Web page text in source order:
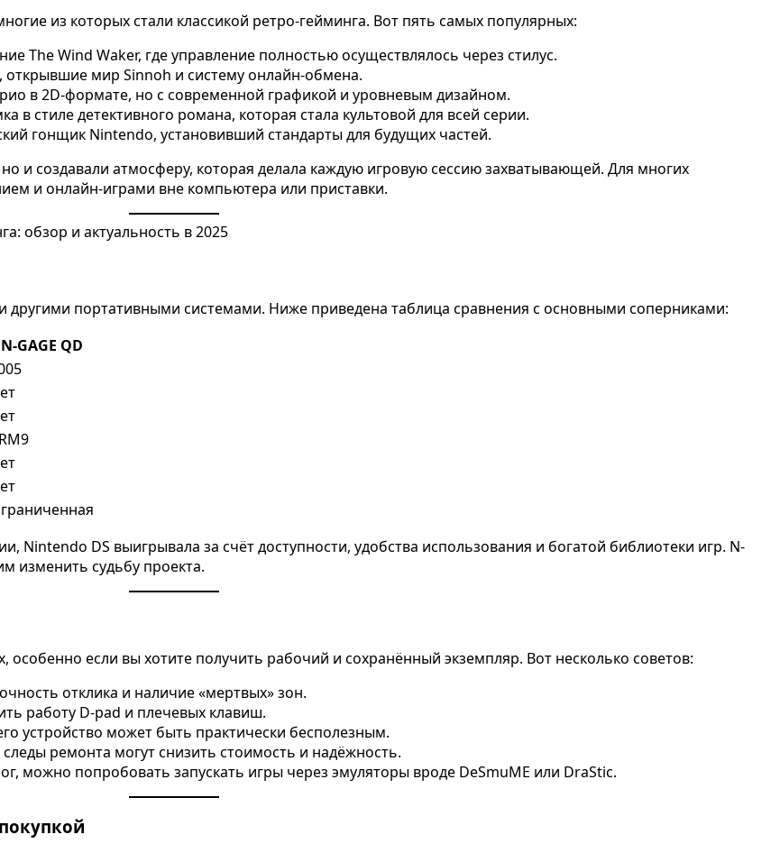
из которых стали классикой ретро-гейминга. Вот пять самых популярных:
The Wind Waker, где управление полностью осуществлялось через стилус.
открывшие мир Sinnoh и систему онлайн-обмена.
в 2D-формате, но с современной графикой и уровневым дизайном.
в стиле детективного романа, которая стала культовой для всей серии.
гонщик Nintendo, установивший стандарты для будущих частей.
и создавали атмосферу, которая делала каждую игровую сессию захватывающей. Для многих
и онлайн-играми вне компьютера или приставки.
другими портативными системами. Ниже приведена таблица сравнения с основными соперниками:
N-GAGE QD
Nintendo DS выигрывала за счёт доступности, удобства использования и богатой библиотеки игр. N-
изменить судьбу проекта.
если вы хотите получить рабочий и сохранённый экземпляр. Вот несколько советов:
отклика и наличие «мертвых» зон.
работу D-pad и плечевых клавиш.
устройство может быть практически бесполезным.
ремонта могут снизить стоимость и надёжность.
можно попробовать запускать игры через эмуляторы вроде DeSmuME или DraStic.